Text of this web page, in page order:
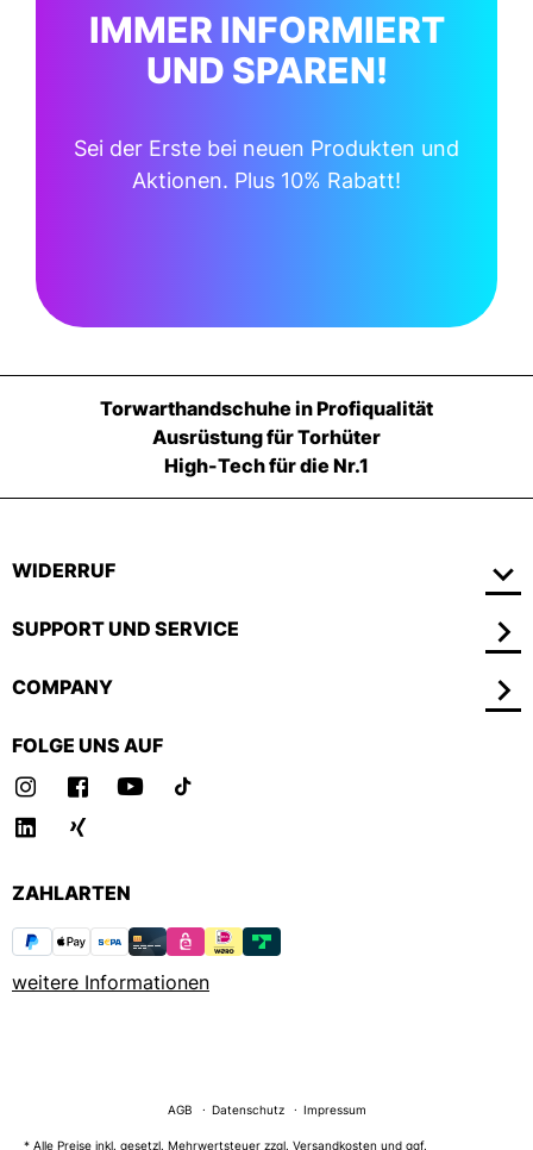
IMMER INFORMIERT
UND SPAREN!
Sei der Erste bei neuen Produkten und
Aktionen. Plus 10% Rabatt!
Torwarthandschuhe in Profiqualität
Ausrüstung für Torhüter
High-Tech für die Nr.1
WIDERRUF
SUPPORT UND SERVICE
COMPANY
FOLGE UNS AUF
ZAHLARTEN
weitere Informationen
AGB Datenschutz Impressum
* Alle Preise inkl. gesetzl. Mehrwertsteuer zzgl. Versandkosten und ggf.